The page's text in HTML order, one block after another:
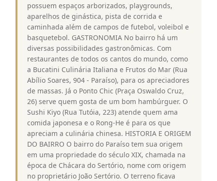
possuem espaços arborizados, playgrounds,
aparelhos de ginástica, pista de corrida e
caminhada além de campos de futebol, voleibol e
basquetebol. GASTRONOMIA No bairro há um
diversas possibilidades gastronômicas. Com
restaurantes de todos os cantos do mundo, como
a Bucatini Culinária Italiana e Frutos do Mar (Rua
Abílio Soares, 904 - Paraíso), para os apreciadores
de massas. Já o Ponto Chic (Praça Oswaldo Cruz,
26) serve quem gosta de um bom hambúrguer. O
Sushi Kiyo (Rua Tutóia, 223) atende quem ama
comida japonesa e o Rong-He é para os que
apreciam a culinária chinesa. HISTORIA E ORIGEM
DO BAIRRO O bairro do Paraíso tem sua origem
em uma propriedade do século XIX, chamada na
época de Chácara do Sertório, nome com origem
no proprietário João Sertório. O terreno ficava